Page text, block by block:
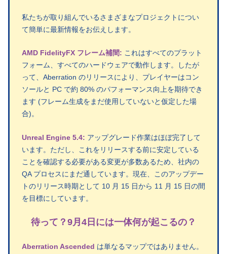
私たちが取り組んでいるさまざまなプロジェクトについ
て簡単に最新情報をお伝えします。
AMD FidelityFX フレーム補間: これはすべてのプラット
フォーム、すべてのハードウェアで動作します。したが
って、Aberration のリリースにより、プレイヤーはコン
ソールと PC で約 80% のパフォーマンス向上を期待でき
ます (フレーム生成をまだ使用していないと仮定した場
合)。
Unreal Engine 5.4: アップグレード作業はほぼ完了して
います。ただし、これをリリースする前に安定している
ことを確認する必要がある変更が多数あるため、社内の
QA プロセスにまだ通しています。現在、このアップデー
トのリリース時期として 10 月 15 日から 11 月 15 日の間
を目標にしています。
待って？9月4日には一体何が起こるの？
Aberration Ascended は単なるマップではありません。